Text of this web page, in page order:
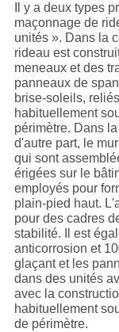
Il y a deux types
maçonnage de
unités ». Dans la
rideau est
meneaux et des
panneaux de
brise-soleils,
habituellement
périmètre. Dans
d'autre part, le
qui sont
érigées sur le
employés pour
plain-pied haut.
pour des cadres
stabilité. Il est
anticorrosion et
glaçant et les
dans des unités
avec la
habituellement
de périmètre.